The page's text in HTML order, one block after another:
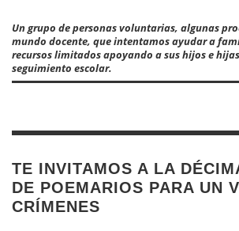
Un grupo de personas voluntarias, algunas
mundo docente, que intentamos ayudar a
recursos limitados apoyando a sus hijos e
seguimiento escolar.
TE INVITAMOS A LA
DE POEMARIOS PARA UN
CRÍMENES